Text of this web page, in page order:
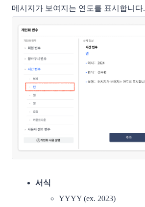
메시지가 보여지는 연도를 표시합니다.
서식
YYYY (ex. 2023)